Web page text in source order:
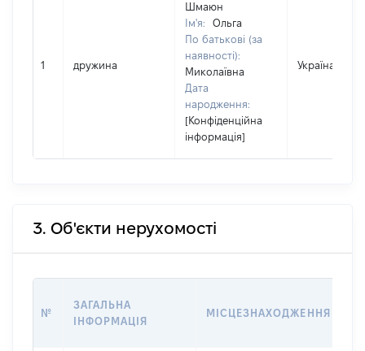
1 дружина
Шмаюн
Ім'я:
Ольга
По батькові (за
наявності):
Миколаївна
Дата
народження:
[Конфіденційна
інформація]
Україна
3. Об'єкти нерухомості
№
ЗАГАЛЬНА
ІНФОРМАЦІЯ
МІСЦЕЗНАХОДЖЕННЯ